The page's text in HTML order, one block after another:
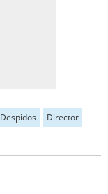
Despidos
Director